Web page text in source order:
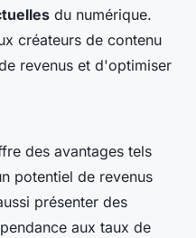
du numérique.
créateurs de contenu
revenus et d'optimiser
des avantages tels
potentiel de revenus
présenter des
aux taux de